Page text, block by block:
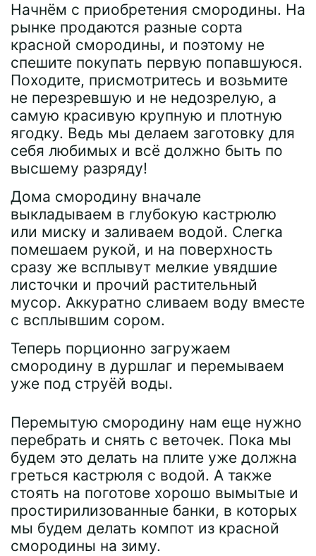
Начнём с приобретения смородины. На
рынке продаются разные сорта
красной смородины, и поэтому не
спешите покупать первую попавшуюся.
Походите, присмотритесь и возьмите
не перезревшую и не недозрелую, а
самую красивую крупную и плотную
ягодку. Ведь мы делаем заготовку для
себя любимых и всё должно быть по
высшему разряду!
Дома смородину вначале
выкладываем в глубокую кастрюлю
или миску и заливаем водой. Слегка
помешаем рукой, и на поверхность
сразу же всплывут мелкие увядшие
листочки и прочий растительный
мусор. Аккуратно сливаем воду вместе
с всплывшим сором.
Теперь порционно загружаем
смородину в дуршлаг и перемываем
уже под струёй воды.
Перемытую смородину нам еще нужно
перебрать и снять с веточек. Пока мы
будем это делать на плите уже должна
греться кастрюля с водой. А также
стоять на поготове хорошо вымытые и
простирилизованные банки, в которых
мы будем делать компот из красной
смородины на зиму.